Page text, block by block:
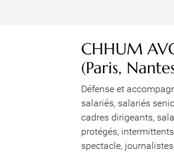
CHHUM
(Paris,
Défense et
salariés, salariés
cadres dirigeants,
protégés,
spectacle,